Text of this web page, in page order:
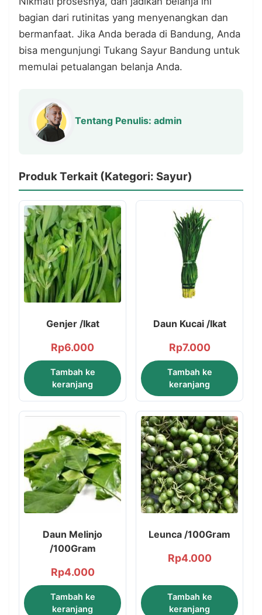
bagian dari rutinitas yang menyenangkan dan
bermanfaat. Jika Anda berada di Bandung, Anda
bisa mengunjungi Tukang Sayur Bandung untuk
memulai petualangan belanja Anda.
Tentang Penulis: admin
Produk Terkait (Kategori: Sayur)
Genjer /Ikat
Rp6.000
Tambah ke
keranjang
Daun Kucai /Ikat
Rp7.000
Tambah ke
keranjang
Daun Melinjo
/100Gram
Rp4.000
Tambah ke
keranjang
Leunca /100Gram
Rp4.000
Tambah ke
keranjang